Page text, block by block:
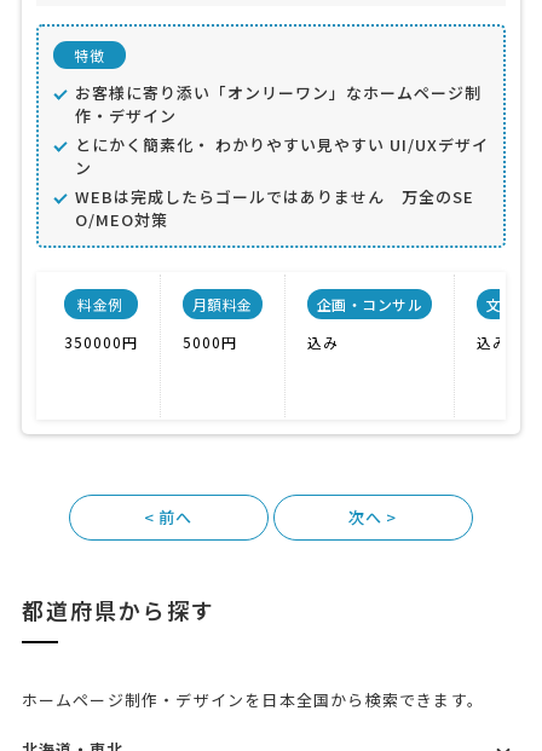
特徴
お客様に寄り添い「オンリーワン」なホームページ制
作・デザイン
とにかく簡素化・ わかりやすい見やすい UI/UXデザイ
ン
WEBは完成したらゴールではありません 万全のSE
O/MEO対策
料金例
350000円
月額料金
5000円
企画・コンサル
込み
文章作
込み
< >
都道府県から探す
ホームページ制作・デザインを日本全国から検索できます。